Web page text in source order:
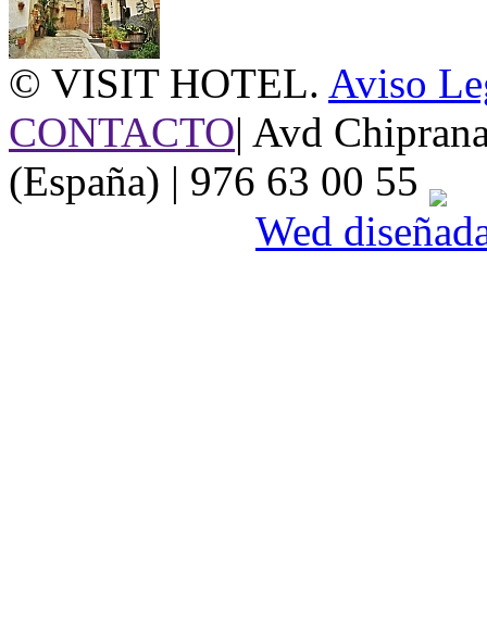
© VISIT HOTEL. Aviso
CONTACTO| Avd
(España) | 976 63 00 55
Wed